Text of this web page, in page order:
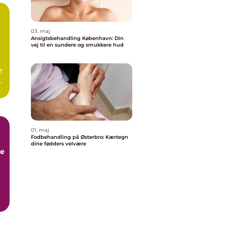
03. maj
Ansigtsbehandling København: Din
vej til en sundere og smukkere hud
01. maj
Fodbehandling på Østerbro: Kærtegn
dine fødders velvære